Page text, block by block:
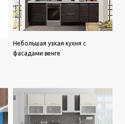
Небольшая узкая кухня с
фасадами венге